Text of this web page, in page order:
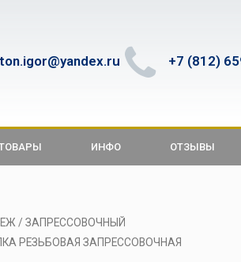
+7 (812)
ИНФО ОТЗЫВЫ
/ ЗАПРЕССОВОЧНЫЙ
РЕЗЬБОВАЯ ЗАПРЕССОВОЧНАЯ